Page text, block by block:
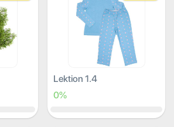
Lektion 1.4
0%